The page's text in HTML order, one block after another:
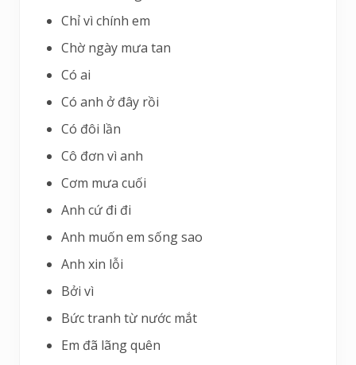
Chỉ vì chính em
Chờ ngày mưa tan
Có ai
Có anh ở đây rồi
Có đôi lần
Cô đơn vì anh
Cơm mưa cuối
Anh cứ đi đi
Anh muốn em sống sao
Anh xin lỗi
Bởi vì
Bức tranh từ nước mắt
Em đã lãng quên